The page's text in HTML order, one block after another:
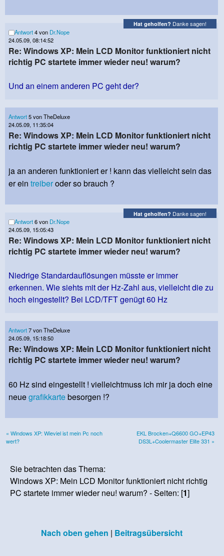
Hat geholfen? Danke sagen!
Antwort4 von Dr.Nope
24.05.09, 08:14:52
Re: Windows XP: Mein LCD Monitor funktioniert nicht
richtig PC startete immer wieder neu! warum?
Und an einem anderen PC geht der?
Antwort5 von TheDeluxe
24.05.09, 11:35:04
Re: Windows XP: Mein LCD Monitor funktioniert nicht
richtig PC startete immer wieder neu! warum?
ja an anderen funktioniert er ! kann das vielleicht sein das
er ein treiberoder so brauch ?
Hat geholfen? Danke sagen!
Antwort6 von Dr.Nope
24.05.09, 15:05:43
Re: Windows XP: Mein LCD Monitor funktioniert nicht
richtig PC startete immer wieder neu! warum?
Niedrige Standardauflösungen müsste er immer
erkennen. Wie siehts mit der Hz-Zahl aus, vielleicht die zu
hoch eingestellt? Bei LCD/TFT genügt 60 Hz
Antwort7 von TheDeluxe
24.05.09, 15:18:50
Re: Windows XP: Mein LCD Monitor funktioniert nicht
richtig PC startete immer wieder neu! warum?
60 Hz sind eingestellt ! vielleichtmuss ich mir ja doch eine
neuegrafikkartebesorgen !?
« Windows XP: Wieviel ist mein Pc noch
wert?
EKL Brocken+Q6600 GO+EP43
DS3L+Coolermaster Elite 331 »
Sie betrachten das Thema:
Windows XP: Mein LCD Monitor funktioniert nicht richtig
PC startete immer wieder neu! warum? - Seiten: [1]
Nach oben gehen | Beitragsübersicht